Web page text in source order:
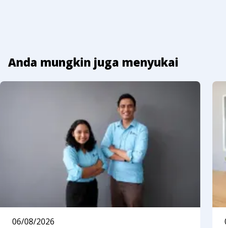
Anda mungkin juga menyukai
06/08/2026